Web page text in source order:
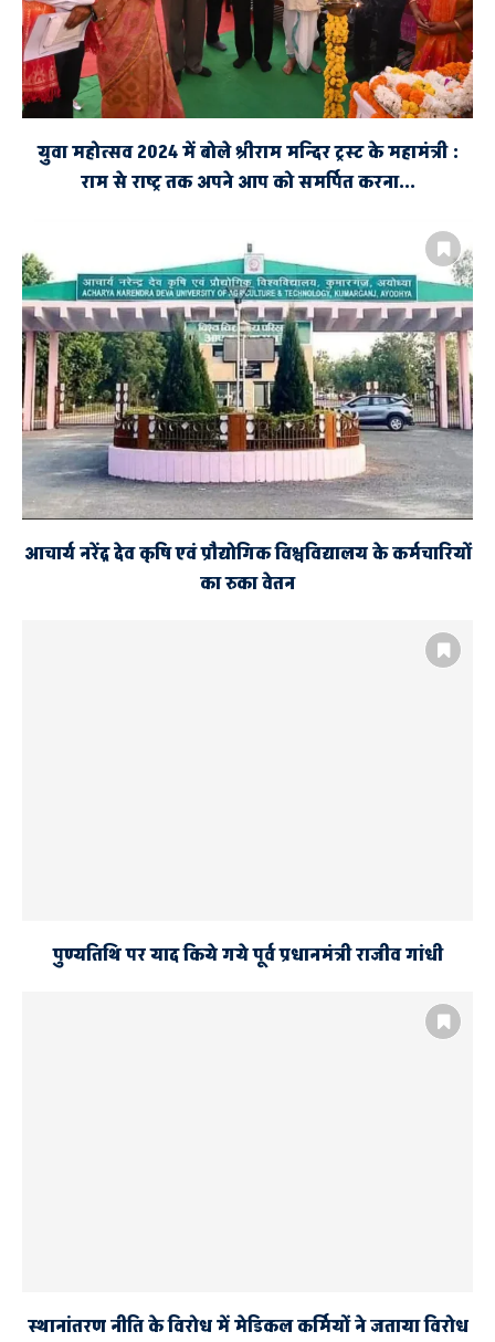
युवा महोत्सव 2024 में बोले श्रीराम मन्दिर ट्रस्ट के महामंत्री :
राम से राष्ट्र तक अपने आप को समर्पित करना...
आचार्य नरेंद्र देव कृषि एवं प्रौद्योगिक विश्वविद्यालय के कर्मचारियों
का रुका वेतन
पुण्यतिथि पर याद किये गये पूर्व प्रधानमंत्री राजीव गांधी
स्थानांतरण नीति के विरोध में मेडिकल कर्मियों ने जताया विरोध